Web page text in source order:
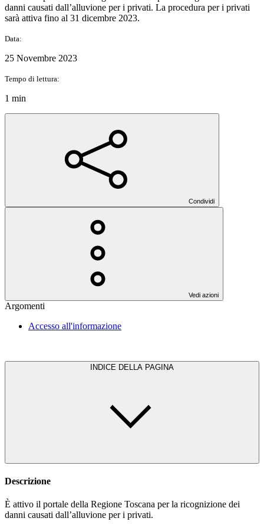
danni causati dall’alluvione per i privati. La procedura per i privati
sarà attiva fino al 31 dicembre 2023.
Data:
25 Novembre 2023
Tempo di lettura:
1 min
Condividi
Vedi azioni
Argomenti
Accesso all'informazione
INDICE DELLA PAGINA
Descrizione
È attivo il portale della Regione Toscana per la ricognizione dei
danni causati dall’alluvione per i privati.